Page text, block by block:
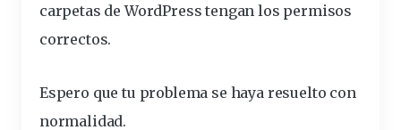
carpetas de WordPress tengan los permisos
correctos.
Espero que tu problema se haya resuelto con
normalidad.